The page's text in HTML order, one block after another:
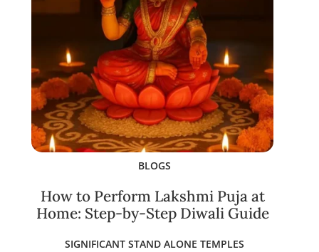
BLOGS
How to Perform Lakshmi Puja at
Home: Step-by-Step Diwali Guide
SIGNIFICANT STAND ALONE TEMPLES